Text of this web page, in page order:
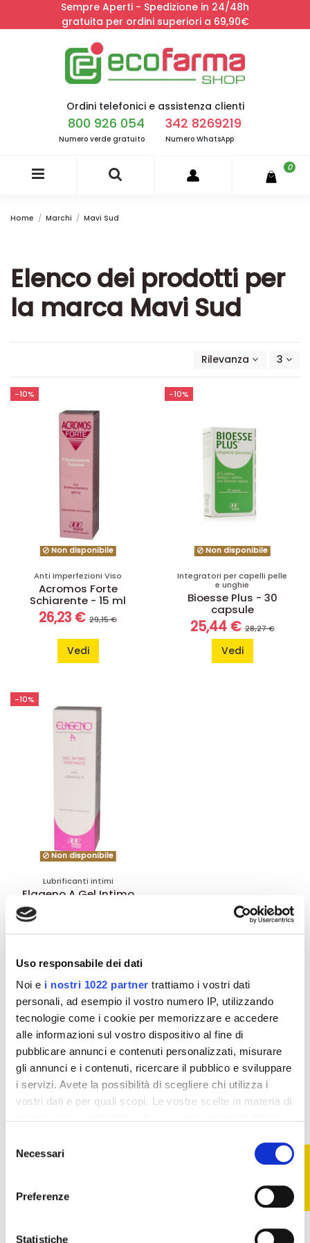
Uso responsabile dei dati
Noi e i nostri 1022 partner trattiamo i vostri dati
personali, ad esempio il vostro numero IP, utilizzando
tecnologie come i cookie per memorizzare e accedere
alle informazioni sul vostro dispositivo al fine di
pubblicare annunci e contenuti personalizzati, misurare
gli annunci e i contenuti, ricercare il pubblico e sviluppare
i servizi. Avete la possibilità di scegliere chi utilizza i
vostri dati e per quali scopi. Le vostre scelte in materia di
modificare o revocare il proprio consenso in qualsiasi
momento dalla Dichiarazione sui cookie o facendo clic
raccogliere informazioni sulla tua posizione
delNecessari
Preferenze
Statistiche
Sempre Aperti - Spedizione in 24/48h
gratuita per ordini superiori a 69,90€
Ordini telefonici e assistenza clienti
800 926 054
Numero verde gratuito
342 8269219
Numero WhatsApp
0
Home Marchi Mavi Sud
Elenco dei prodotti per
la marca Mavi Sud
Rilevanza 3
-10%
Non disponibile
Anti Imperfezioni Viso
Acromos Forte
Schiarente - 15 ml
26,23 € 29,15 €
Vedi
-10%
Non disponibile
Integratori per capelli pelle
e unghie
Bioesse Plus - 30
capsule
25,44 €28,27 €
Vedi
-10%
Non disponibile
Lubrificanti intimi
Elageno A Gel Intimo
Ogni ordine viene elaborato in tempi brevissimi e
FILTRO